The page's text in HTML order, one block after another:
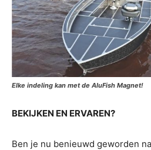
Elke indeling kan met de AluFish Magnet!
BEKIJKEN EN ERVAREN?
Ben je nu benieuwd geworden